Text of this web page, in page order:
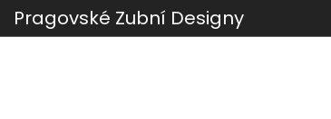
Pragovské Zubní Designy